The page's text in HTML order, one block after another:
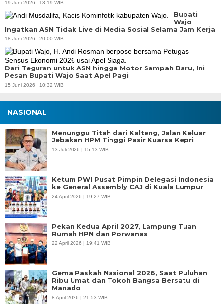
19 Juni 2026 | 13:19 WIB
Bupati
Wajo
Ingatkan ASN Tidak Live di Media Sosial Selama Jam Kerja
18 Juni 2026 | 20:00 WIB
Dari Teguran untuk ASN hingga Motor Sampah Baru, Ini
Pesan Bupati Wajo Saat Apel Pagi
15 Juni 2026 | 10:32 WIB
NASIONAL
Menunggu Titah dari Kalteng, Jalan Keluar
Jebakan HPM Tinggi Pasir Kuarsa Kepri
13 Juli 2026 | 15:13 WIB
Ketum PWI Pusat Pimpin Delegasi Indonesia
ke General Assembly CAJ di Kuala Lumpur
24 April 2026 | 19:27 WIB
Pekan Kedua April 2027, Lampung Tuan
Rumah HPN dan Porwanas
22 April 2026 | 19:41 WIB
Gema Paskah Nasional 2026, Saat Puluhan
Ribu Umat dan Tokoh Bangsa Bersatu di
Manado
8 April 2026 | 21:53 WIB